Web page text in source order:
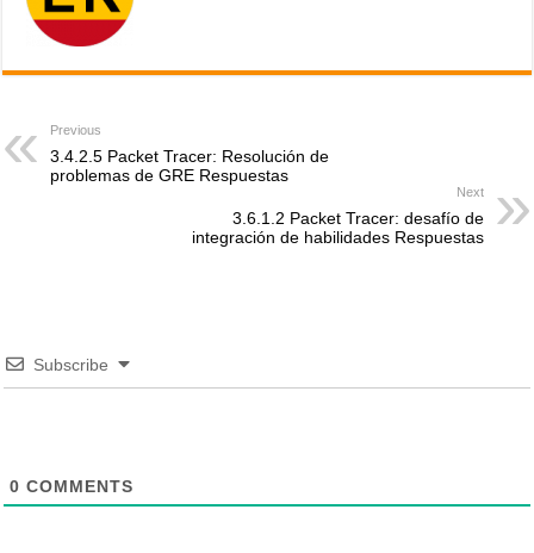
Previous
3.4.2.5 Packet Tracer: Resolución de
problemas de GRE Respuestas
Next
3.6.1.2 Packet Tracer: desafío de
integración de habilidades Respuestas
Subscribe
0 COMMENTS